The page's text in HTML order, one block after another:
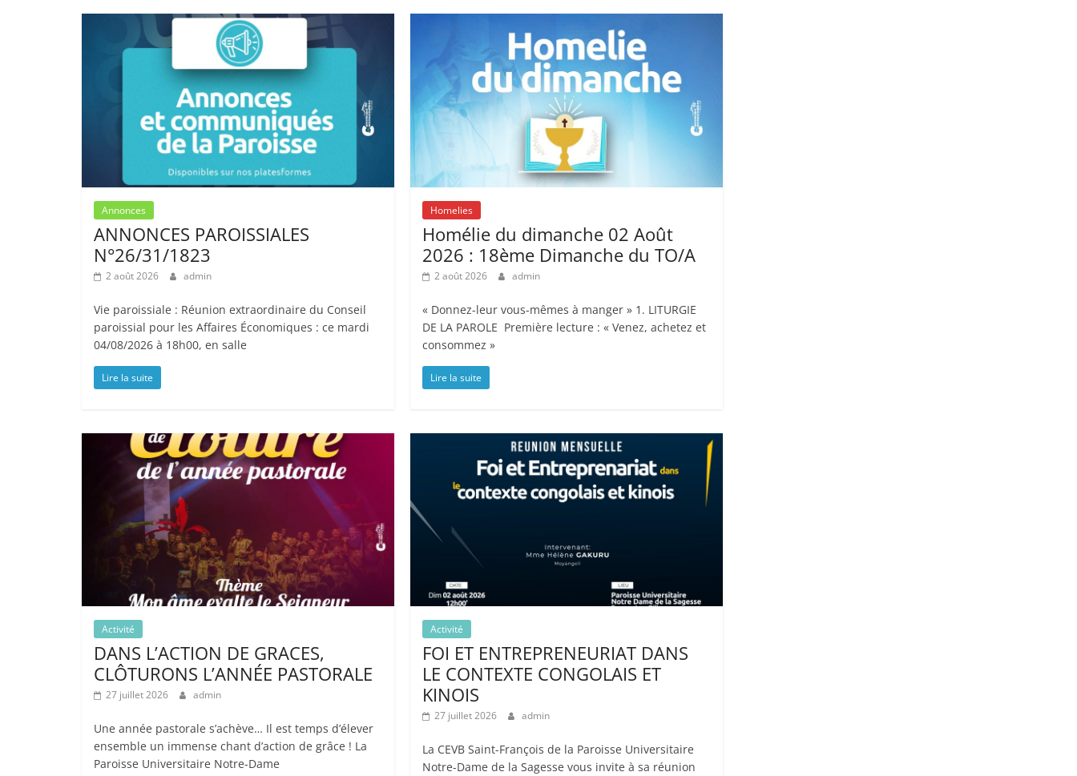
Annonces
ANNONCES PAROISSIALES
N°26/31/1823
2 août 2026 admin
Vie paroissiale : Réunion extraordinaire du Conseil
paroissial pour les Affaires Économiques : ce mardi
04/08/2026 à 18h00, en salle
Lire la suite
Homelies
Homélie du dimanche 02 Août
2026 : 18ème Dimanche du TO/A
2 août 2026 admin
« Donnez-leur vous-mêmes à manger » 1. LITURGIE
DE LA PAROLE Première lecture : « Venez, achetez et
consommez »
Lire la suite
Activité
DANS L’ACTION DE GRACES,
CLÔTURONS L’ANNÉE PASTORALE
27 juillet 2026 admin
Une année pastorale s’achève… Il est temps d’élever
ensemble un immense chant d’action de grâce ! La
Paroisse Universitaire Notre-Dame
Activité
FOI ET ENTREPRENEURIAT DANS
LE CONTEXTE CONGOLAIS ET
KINOIS
27 juillet 2026 admin
La CEVB Saint-François de la Paroisse Universitaire
Notre-Dame de la Sagesse vous invite à sa réunion